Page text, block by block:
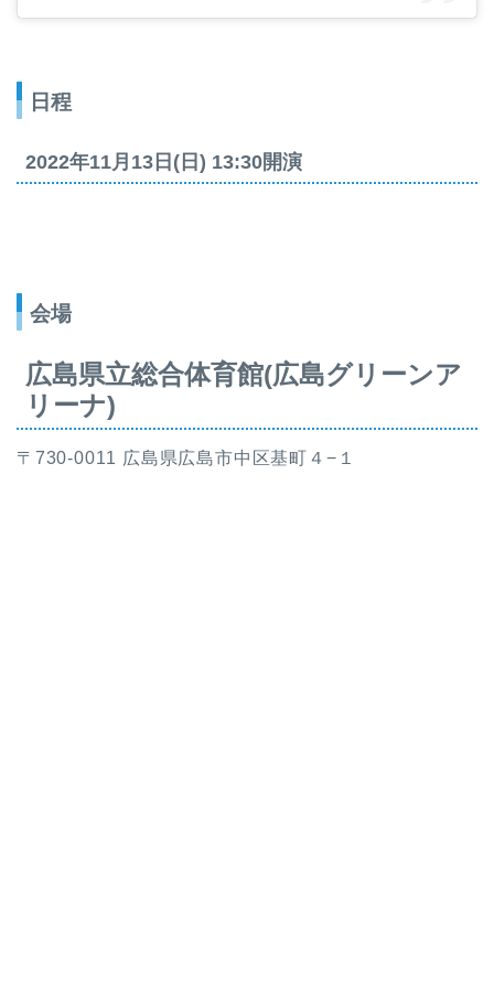
日程
2022年11月13日(日) 13:30開演
会場
広島県立総合体育館(広島グリーンア
リーナ)
〒730-0011 広島県広島市中区基町４−１